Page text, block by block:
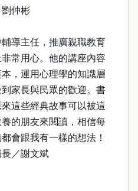
仲彬
導主任，推廣親職教育
常用心。他的講座內容
，運用心理學的知識層
家長與民眾的歡迎。書
這些經典故事可以被這
的朋友來閱讀，相信每
會跟我有一樣的想法！
／謝文斌